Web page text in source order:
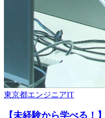
東京都エンジニアIT
【未経験から学べる！